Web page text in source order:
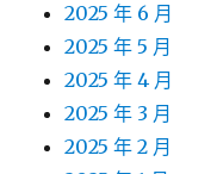
2025 年 6 月
2025 年 5 月
2025 年 4 月
2025 年 3 月
2025 年 2 月